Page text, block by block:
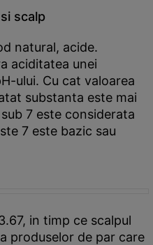
scalp
natural, acide.
aciditatea unei
ului. Cu cat valoarea
substanta este mai
7 este considerata
7 este bazic sau
in timp ce scalpul
produselor de par care